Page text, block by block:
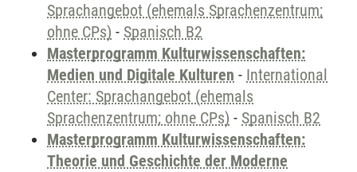
Sprachangebot (ehemals Sprachenzentrum;
ohne CPs) - Spanisch B2
Masterprogramm Kulturwissenschaften:
Medien und Digitale Kulturen - International
Center: Sprachangebot (ehemals
Sprachenzentrum; ohne CPs) - Spanisch B2
Masterprogramm Kulturwissenschaften:
Theorie und Geschichte der Moderne